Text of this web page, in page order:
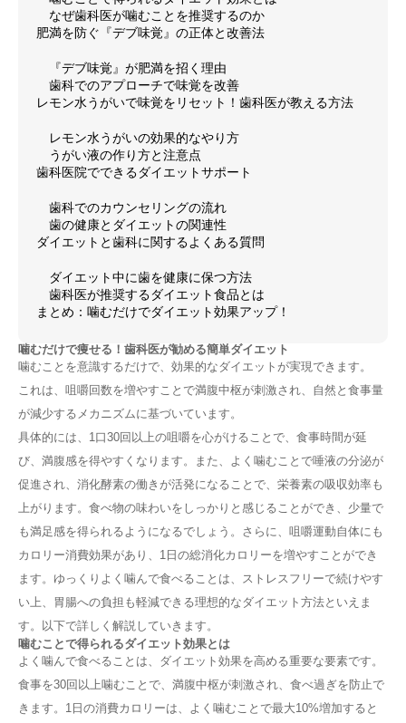
なぜ歯科医が噛むことを推奨するのか
肥満を防ぐ『デブ味覚』の正体と改善法
『デブ味覚』が肥満を招く理由
歯科でのアプローチで味覚を改善
レモン水うがいで味覚をリセット！歯科医が教える方法
レモン水うがいの効果的なやり方
うがい液の作り方と注意点
歯科医院でできるダイエットサポート
歯科でのカウンセリングの流れ
歯の健康とダイエットの関連性
ダイエットと歯科に関するよくある質問
ダイエット中に歯を健康に保つ方法
歯科医が推奨するダイエット食品とは
まとめ：噛むだけでダイエット効果アップ！
噛むだけで痩せる！歯科医が勧める簡単ダイエット
噛むことを意識するだけで、効果的なダイエットが実現できます。
これは、咀嚼回数を増やすことで満腹中枢が刺激され、自然と食事量
が減少するメカニズムに基づいています。
具体的には、1口30回以上の咀嚼を心がけることで、食事時間が延
び、満腹感を得やすくなります。また、よく噛むことで唾液の分泌が
促進され、消化酵素の働きが活発になることで、栄養素の吸収効率も
上がります。食べ物の味わいをしっかりと感じることができ、少量で
も満足感を得られるようになるでしょう。さらに、咀嚼運動自体にも
カロリー消費効果があり、1日の総消化カロリーを増やすことができ
ます。ゆっくりよく噛んで食べることは、ストレスフリーで続けやす
い上、胃腸への負担も軽減できる理想的なダイエット方法といえま
す。以下で詳しく解説していきます。
噛むことで得られるダイエット効果とは
よく噛んで食べることは、ダイエット効果を高める重要な要素です。
食事を30回以上噛むことで、満腹中枢が刺激され、食べ過ぎを防止で
きます。1日の消費カロリーは、よく噛むことで最大10%増加すると